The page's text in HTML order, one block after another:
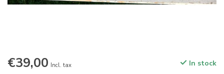
€39,00 Incl. tax In stock